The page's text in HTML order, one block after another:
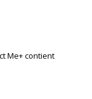
Me+ contient